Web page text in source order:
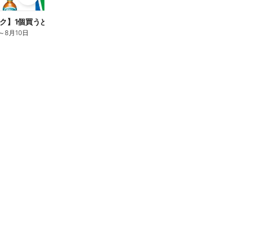
ク】1個買うと1個もらえる/麦茶
～8月10日